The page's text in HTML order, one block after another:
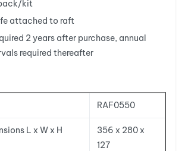
kit
attached to raft
2 years after purchase, annual
required thereafter
RAF0550
L x W x H
356 x 280 x
127